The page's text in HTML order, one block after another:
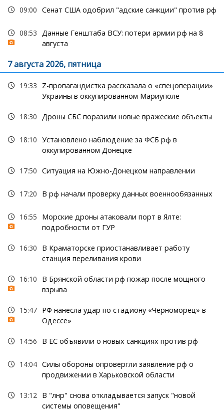
09:00 Сенат США одобрил "адские санкции" против рф
08:53
Данные Генштаба ВСУ: потери армии рф на 8
августа
7 августа 2026, пятница
19:33
Z-пропагандистка рассказала о «спецоперации»
Украины в оккупированном Мариуполе
18:30 Дроны СБС поразили новые вражеские объекты
18:10 Установлено наблюдение за ФСБ рф в
оккупированном Донецке
17:50 Ситуация на Южно-Донецком направлении
17:20 В рф начали проверку данных военнообязанных
16:55
Морские дроны атаковали порт в Ялте:
подробности от ГУР
16:30
В Краматорске приостанавливает работу
станция переливания крови
16:10
В Брянской области рф пожар после мощного
взрыва
15:47 РФ нанесла удар по стадиону «Черноморец» в
Одессе»
14:56 В ЕС объявили о новых санкциях против рф
14:04 Силы обороны опровергли заявление рф о
продвижении в Харьковской области
13:12
В "лнр" снова откладывается запуск "новой
системы оповещения"